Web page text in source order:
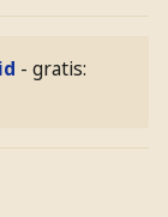
- gratis: